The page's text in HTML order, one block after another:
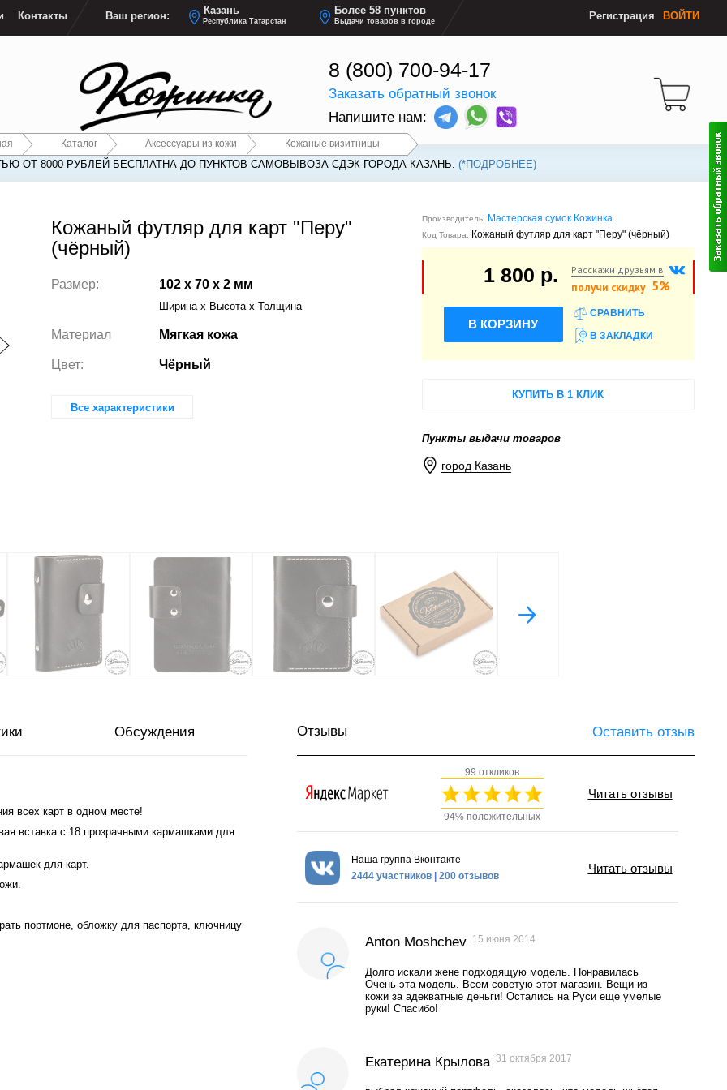
Контакты Ваш регион: Казань
Республика Татарстан
Более 58 пунктов
Выдачи товаров в городе Регистрация ВОЙТИ
8 (800) 700-94-17
Заказать обратный звонок
Напишите нам:
Каталог Аксессуары из кожи Кожаные визитницы
ОТ 8000 РУБЛЕЙ БЕСПЛАТНА ДО ПУНКТОВ САМОВЫВОЗА СДЭК ГОРОДА КАЗАНЬ. (*ПОДРОБНЕЕ)
Кожаный футляр для карт "Перу"
(чёрный)
Размер: 102 x 70 x 2 мм
Ширина x Высота x Толщина
Материал Мягкая кожа
Цвет: Чёрный
Все характеристики
Производитель: Мастерская сумок Кожинка
Код Товара: Кожаный футляр для карт "Перу" (чёрный)
1 800 р. Расскажи друзьям в
получи скидку 5%
В КОРЗИНУ
СРАВНИТЬ
В ЗАКЛАДКИ
КУПИТЬ В 1 КЛИК
Пункты выдачи товаров
город Казань
Обсуждения
всех карт в одном месте!
вставка с 18 прозрачными кармашками для
для карт.
портмоне, обложку для паспорта, ключницу
Отзывы Оставить отзыв
99 откликов
94% положительных
Читать отзывы
Наша группа Вконтакте
2444 участников | 200 отзывов
Читать отзывы
Anton Moshchev 15 июня 2014
Долго искали жене подходящую модель. Понравилась
Очень эта модель. Всем советую этот магазин. Вещи из
кожи за адекватные деньги! Остались на Руси еще умелые
руки! Спасибо!
Екатерина Крылова 31 октября 2017